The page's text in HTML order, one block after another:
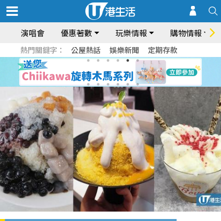
演唱會 優惠著數 玩樂情報 購物情報
熱門關鍵字： 公屋熱話 娛樂新聞 定期存款